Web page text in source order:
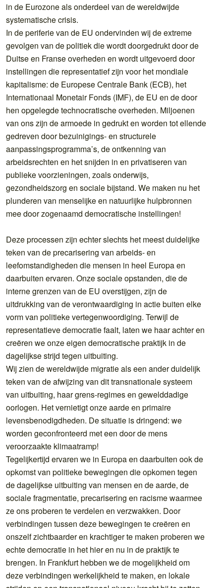
in de Eurozone als onderdeel van de wereldwijde
systematische crisis.
In de periferie van de EU ondervinden wij de extreme
gevolgen van de politiek die wordt doorgedrukt door de
Duitse en Franse overheden en wordt uitgevoerd door
instellingen die representatief zijn voor het mondiale
kapitalisme: de Europese Centrale Bank (ECB), het
Internationaal Monetair Fonds (IMF), de EU en de door
hen opgelegde technocratische overheden. Miljoenen
van ons zijn de armoede in gedrukt en worden tot ellende
gedreven door bezuinigings- en structurele
aanpassingsprogramma’s, de ontkenning van
arbeidsrechten en het snijden in en privatiseren van
publieke voorzieningen, zoals onderwijs,
gezondheidszorg en sociale bijstand. We maken nu het
plunderen van menselijke en natuurlijke hulpbronnen
mee door zogenaamd democratische instellingen!
Deze processen zijn echter slechts het meest duidelijke
teken van de precarisering van arbeids- en
leefomstandigheden die mensen in heel Europa en
daarbuiten ervaren. Onze sociale opstanden, die de
interne grenzen van de EU overstijgen, zijn de
uitdrukking van de verontwaardiging in actie buiten elke
vorm van politieke vertegenwoordiging. Terwijl de
representatieve democratie faalt, laten we haar achter en
creëren we onze eigen democratische praktijk in de
dagelijkse strijd tegen uitbuiting.
Wij zien de wereldwijde migratie als een ander duidelijk
teken van de afwijzing van dit transnationale systeem
van uitbuiting, haar grens-regimes en gewelddadige
oorlogen. Het vernietigt onze aarde en primaire
levensbenodigdheden. De situatie is dringend: we
worden geconfronteerd met een door de mens
veroorzaakte klimaatramp!
Tegelijkertijd ervaren we in Europa en daarbuiten ook de
opkomst van politieke bewegingen die opkomen tegen
de dagelijkse uitbuiting van mensen en de aarde, de
sociale fragmentatie, precarisering en racisme waarmee
ze ons proberen te verdelen en verzwakken. Door
verbindingen tussen deze bewegingen te creëren en
onszelf zichtbaarder en krachtiger te maken proberen we
echte democratie in het hier en nu in de praktijk te
brengen. In Frankfurt hebben we de mogelijkheid om
deze verbindingen werkelijkheid te maken, en lokale